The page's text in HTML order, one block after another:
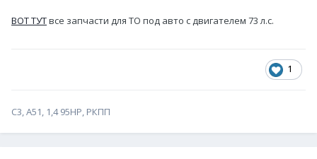
ВОТ ТУТвсе запчасти для ТО под авто с двигателем 73 л.с.
1
С3, А51, 1,4 95HP, РКПП